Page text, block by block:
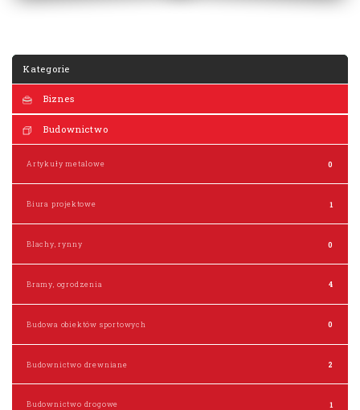
Kategorie
Biznes
Budownictwo
Artykuły metalowe 0
Biura projektowe 1
Blachy, rynny 0
Bramy, ogrodzenia 4
Budowa obiektów sportowych 0
Budownictwo drewniane 2
Budownictwo drogowe 1